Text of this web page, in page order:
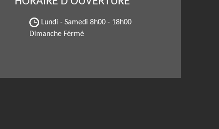
Lundi - Samedi 8h00 - 18h00
Dimanche Férmé